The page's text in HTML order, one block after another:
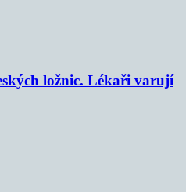
ložnic. Lékaři varují